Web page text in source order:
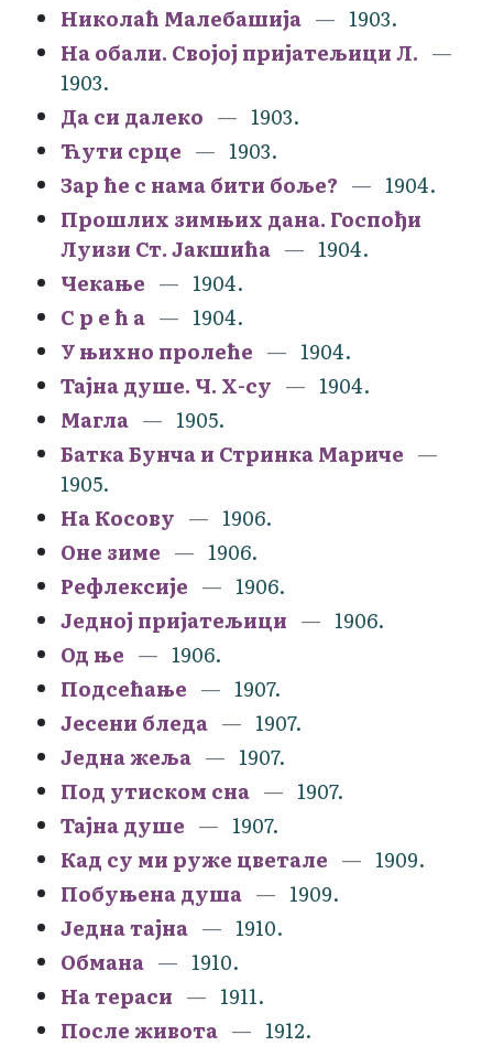
Николаћ Малебашија
1903.
На обали. Својој пријатељици Л.
1903.
Да си далеко
1903.
Ћути срце
1903.
Зар ће с нама бити боље?
1904.
Прошлих зимњих дана. Госпођи
Луизи Ст. Јакшића
1904.
Чекање
1904.
С р е ћ а
1904.
У њихно пролеће
1904.
Тајна душе. Ч. Х-су
1904.
Магла
1905.
Батка Бунча и Стринка Мариче
1905.
На Косову
1906.
Оне зиме
1906.
Рефлексије
1906.
Једној пријатељици
1906.
Од ње
1906.
Подсећање
1907.
Јесени бледа
1907.
Једна жеља
1907.
Под утиском сна
1907.
Тајна душе
1907.
Кад су ми руже цветале
1909.
Побуњена душа
1909.
Једна тајна
1910.
Обмана
1910.
На тераси
1911.
После живота
1912.